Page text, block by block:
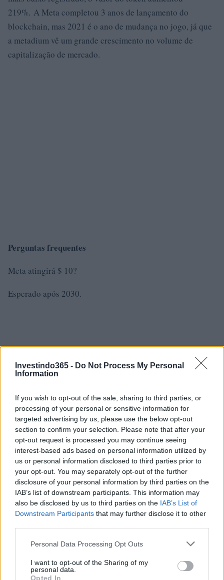
Investindo365 - Do Not Process My Personal
Information
If you wish to opt-out of the sale, sharing to third parties, or
processing of your personal or sensitive information for
targeted advertising by us, please use the below opt-out
section to confirm your selection. Please note that after your
opt-out request is processed you may continue seeing
interest-based ads based on personal information utilized by
us or personal information disclosed to third parties prior to
your opt-out. You may separately opt-out of the further
disclosure of your personal information by third parties on the
IAB’s list of downstream participants. This information may
also be disclosed by us to third parties on the IAB’s List of
Downstream Participants that may further disclose it to other
Please note that this website/app uses one or more Google
not limited to your visit or usage behaviour. You may click to
grant or deny consent to Google and its third-party tags to
Personal Data Processing Opt Outs
I want to opt-out of the Sharing of my
personal data.
Opted In
219%. A Meta completou 3 anos de lançamento do
blockchain, mas 2021 é o ano de mudança no jogo, já que
a metadium vê um grande crescimento no volume de
capitalização de mercado.
Perguntas frequentes
Meta atingirá $ 10?
Esperado após 2030.
O Metadium é um bom investimento?
O ecossistema de metádio está crescendo, como a adoção
Conclusão